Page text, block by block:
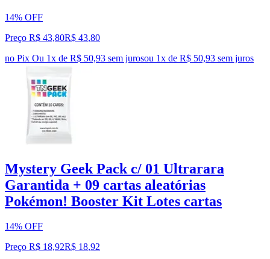
14% OFF
Preço R$ 43,80R$ 43,80
no Pix Ou 1x de R$ 50,93 sem jurosou 1x de R$ 50,93 sem juros
Mystery Geek Pack c/ 01 Ultrarara
Garantida + 09 cartas aleatórias
Pokémon! Booster Kit Lotes cartas
14% OFF
Preço R$ 18,92R$ 18,92